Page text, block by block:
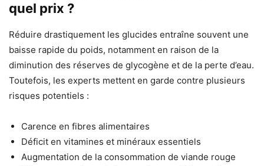
quel prix ?
Réduire drastiquement les glucides entraîne souvent une
baisse rapide du poids, notamment en raison de la
diminution des réserves de glycogène et de la perte d’eau.
Toutefois, les experts mettent en garde contre plusieurs
risques potentiels :
Carence en fibres alimentaires
Déficit en vitamines et minéraux essentiels
Augmentation de la consommation de viande rouge